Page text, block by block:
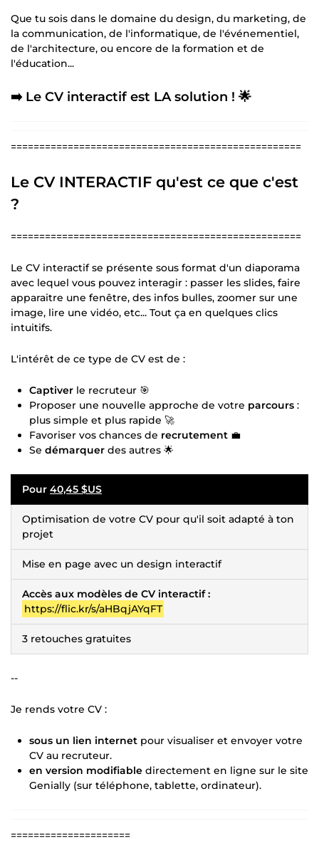
Que tu sois dans le domaine du design, du marketing, de
la communication, de l'informatique, de l'événementiel,
de l'architecture, ou encore de la formation et de
l'éducation...
➡️ Le CV interactif est LAsolution ! 🌟
===================================================
Le CV INTERACTIF qu'est ce que c'est
?
===================================================
Le CV interactif se présente sous format d'un diaporama
avec lequel vous pouvez interagir : passer les slides, faire
apparaitre une fenêtre, des infos bulles, zoomer sur une
image, lire une vidéo, etc... Tout ça en quelques clics
intuitifs.
L'intérêt de ce type de CV est de :
Captiver le recruteur 🎯
Proposer une nouvelle approche de votre parcours :
plus simple et plus rapide 🚀
Favoriser vos chances de recrutement 💼
Se démarquer des autres 🌟
Pour 40,45 $US
Optimisation de votre CV pour qu'il soit adapté à ton
projet
Mise en page avec un design interactif
Accès aux modèles de CV interactif :
https://flic.kr/s/aHBqjAYqFT
3 retouches gratuites
--
Je rends votre CV :
sous un lien internet pour visualiser et envoyer votre
CV au recruteur.
en version modifiable directement en ligne sur le site
Genially (sur téléphone, tablette, ordinateur).
=====================